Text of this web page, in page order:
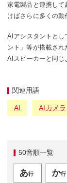
家電製品と連携し
けばさらに多くの動
AIアシスタントとし
ント」等が搭載さ
AIスピーカーと同じ
関連用語
AI AIカメラ
50音順一覧
あ行 か行